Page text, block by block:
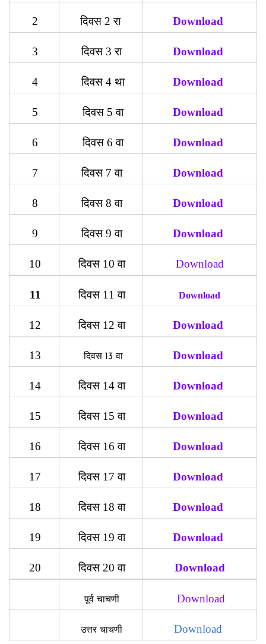
2 दिवस 2 रा Download
3 दिवस 3 रा Download
4 दिवस 4 था Download
5 दिवस 5 वा Download
6 दिवस 6 वा Download
7 दिवस 7 वा Download
8 दिवस 8 वा Download
9 दिवस 9 वा Download
10 दिवस 10 वा Download
11 दिवस 11 वा Download
12 दिवस 12 वा Download
13 दिवस 13 वा Download
14 दिवस 14 वा Download
15 दिवस 15 वा Download
16 दिवस 16 वा Download
17 दिवस 17 वा Download
18 दिवस 18 वा Download
19 दिवस 19 वा Download
20 दिवस 20 वा Download
पूर्व चाचणी Download
उत्तर चाचणी Download